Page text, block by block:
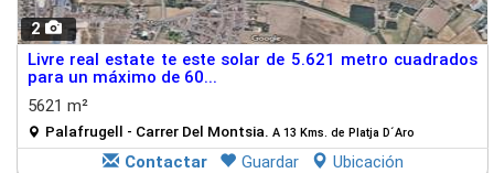
2
Livre real estate te este solar de 5.621 metro cuadrados
para un máximo de 60...
5621 m²
Palafrugell - Carrer Del Montsia. A 13 Kms. de Platja D´Aro
Contactar Guardar Ubicación